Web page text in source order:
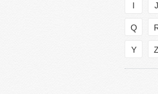
I J
Q
Y Z